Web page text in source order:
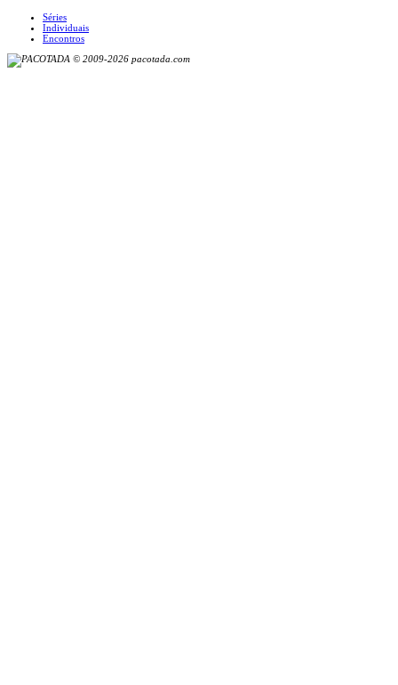
Séries
Individuais
Encontros
© 2009-2026 pacotada.com